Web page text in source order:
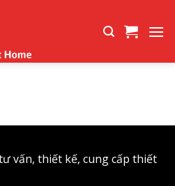
vấn, thiết kế, cung cấp thiết